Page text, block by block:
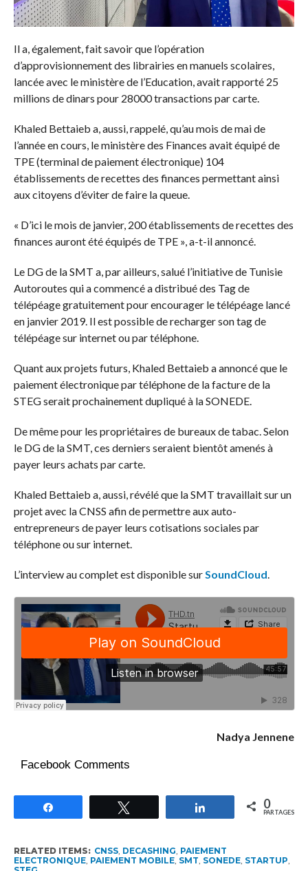
Il a, également, fait savoir que l’opération
d’approvisionnement des librairies en manuels scolaires,
lancée avec le ministère de l’Education, avait rapporté 25
millions de dinars pour 28000 transactions par carte.
Khaled Bettaieb a, aussi, rappelé, qu’au mois de mai de
l’année en cours, le ministère des Finances avait équipé de
TPE (terminal de paiement électronique) 104
établissements de recettes des finances permettant ainsi
aux citoyens d’éviter de faire la queue.
« D’ici le mois de janvier, 200 établissements de recettes des
finances auront été équipés de TPE », a-t-il annoncé.
Le DG de la SMT a, par ailleurs, salué l’initiative de Tunisie
Autoroutes qui a commencé a distribué des Tag de
télépéage gratuitement pour encourager le télépéage lancé
en janvier 2019. Il est possible de recharger son tag de
télépéage sur internet ou par téléphone.
Quant aux projets futurs, Khaled Bettaieb a annoncé que le
paiement électronique par téléphone de la facture de la
STEG serait prochainement dupliqué à la SONEDE.
De même pour les propriétaires de bureaux de tabac. Selon
le DG de la SMT, ces derniers seraient bientôt amenés à
payer leurs achats par carte.
Khaled Bettaieb a, aussi, révélé que la SMT travaillait sur un
projet avec la CNSS afin de permettre aux auto-
entrepreneurs de payer leurs cotisations sociales par
téléphone ou sur internet.
L’interview au complet est disponible sur SoundCloud
Nadya Jennene
Facebook Comments
Partagez 0
PARTAGES
RELATED ITEMS: CNSS, DECASHING PAIEMENT
ELECTRONIQUE, PAIEMENT MOBILE, SMT SONEDE, STARTUP